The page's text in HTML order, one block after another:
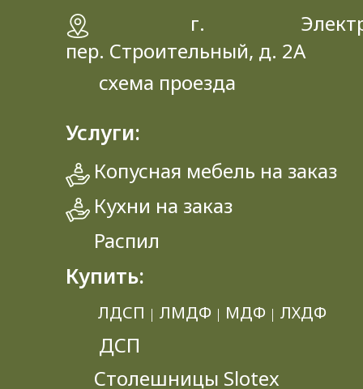
г.
пер. Строительный, д. 2A
схема проезда
Услуги:
Копусная мебель на заказ
Кухни на заказ
Распил
Купить:
ЛДСП | ЛМДФ | МДФ | ЛХДФ
ДСП
Столешницы Slotex